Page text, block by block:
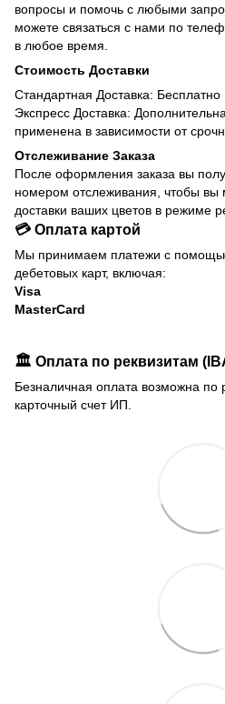
вопросы и помочь с любыми
можете связаться с нами по
в любое время.
Стоимость Доставки
Стандартная Доставка: Бесплатно
Экспресс Доставка:
применена в зависимости от
Отслеживание Заказа
После оформления заказа вы
номером отслеживания, чтобы вы
доставки ваших цветов в режиме
💳 Оплата картой
Мы принимаем платежи с
дебетовых карт, включая:
Visa
MasterCard
🏛️ Оплата по реквизитам
Безналичная оплата возможна по
карточный счет ИП.